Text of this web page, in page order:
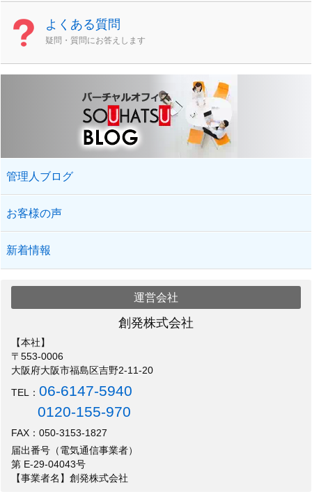
よくある質問
疑問・質問にお答えします
管理人ブログ
お客様の声
新着情報
運営会社
創発株式会社
【本社】
〒553-0006
大阪府大阪市福島区吉野2-11-20
TEL：06-6147-5940
0120-155-970
FAX：050-3153-1827
届出番号（電気通信事業者）
第 E-29-04043号
【事業者名】創発株式会社